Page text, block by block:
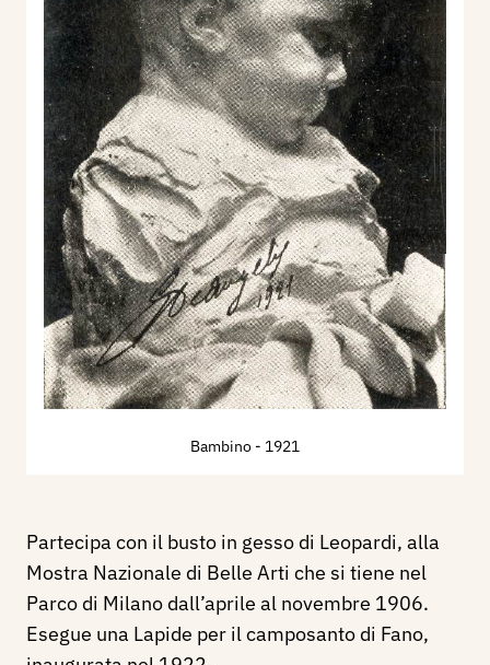
Bambino - 1921
Partecipa con il busto in gesso di Leopardi, alla
Mostra Nazionale di Belle Arti che si tiene nel
Parco di Milano dall’aprile al novembre 1906.
Esegue una Lapide per il camposanto di Fano,